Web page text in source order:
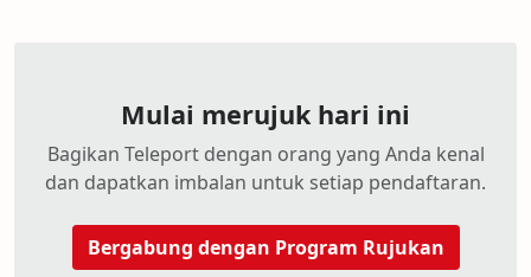
Mulai merujuk hari ini
Bagikan Teleport dengan orang yang Anda kenal
dan dapatkan imbalan untuk setiap pendaftaran.
Bergabung dengan Program Rujukan